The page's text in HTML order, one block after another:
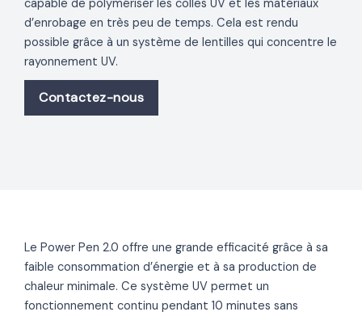
capable de polymériser les colles UV et les matériaux
d’enrobage en très peu de temps. Cela est rendu
possible grâce à un système de lentilles qui concentre le
rayonnement UV.
Contactez-nous
Le Power Pen 2.0 offre une grande efficacité grâce à sa
faible consommation d’énergie et à sa production de
chaleur minimale. Ce système UV permet un
fonctionnement continu pendant 10 minutes sans